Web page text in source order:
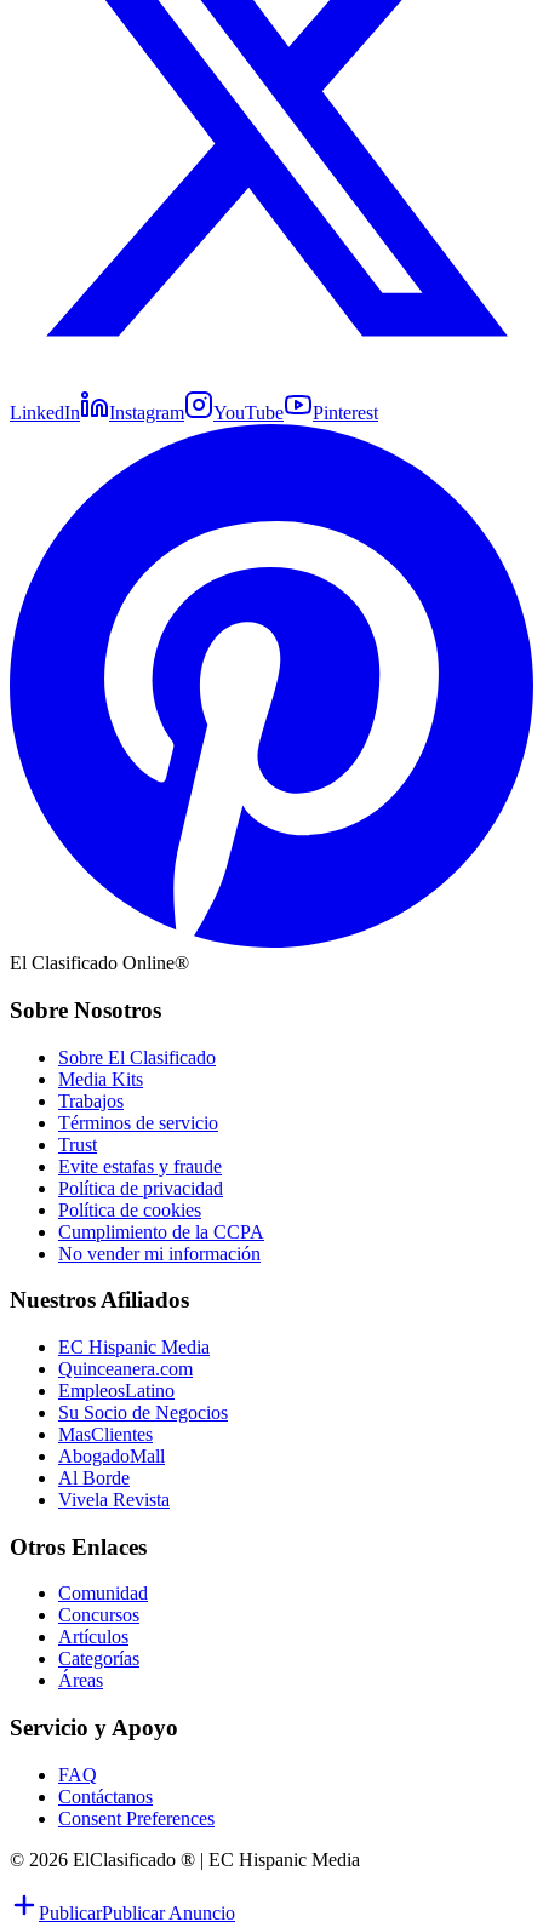
LinkedIn Instagram YouTube Pinterest
El Clasificado Online®
Sobre Nosotros
Sobre El Clasificado
Media Kits
Trabajos
Términos de servicio
Trust
Evite estafas y fraude
Política de privacidad
Política de cookies
Cumplimiento de la CCPA
No vender mi información
Nuestros Afiliados
EC Hispanic Media
Quinceanera.com
EmpleosLatino
Su Socio de Negocios
MasClientes
AbogadoMall
Al Borde
Vivela Revista
Otros Enlaces
Comunidad
Concursos
Artículos
Categorías
Áreas
Servicio y Apoyo
FAQ
Contáctanos
Consent Preferences
© 2026 ElClasificado ® | EC Hispanic Media
PublicarPublicar Anuncio